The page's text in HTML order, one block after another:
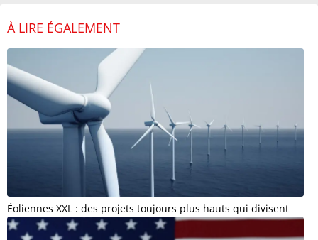
À LIRE ÉGALEMENT
Éoliennes XXL : des projets toujours plus hauts qui divisent